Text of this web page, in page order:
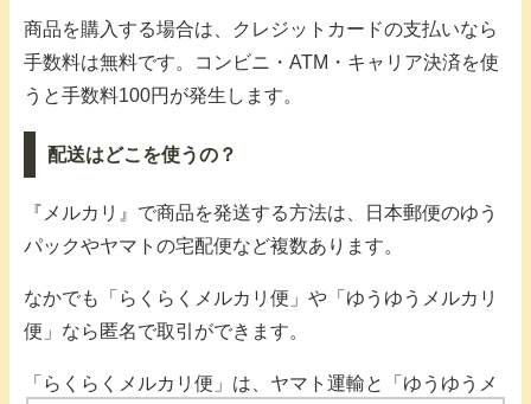
商品を購入する場合は、クレジットカードの支払いなら
手数料は無料です。コンビニ・ATM・キャリア決済を使
うと手数料100円が発生します。
配送はどこを使うの？
『メルカリ』で商品を発送する方法は、日本郵便のゆう
パックやヤマトの宅配便など複数あります。
なかでも「らくらくメルカリ便」や「ゆうゆうメルカリ
便」なら匿名で取引ができます。
「らくらくメルカリ便」は、ヤマト運輸と「ゆうゆうメ